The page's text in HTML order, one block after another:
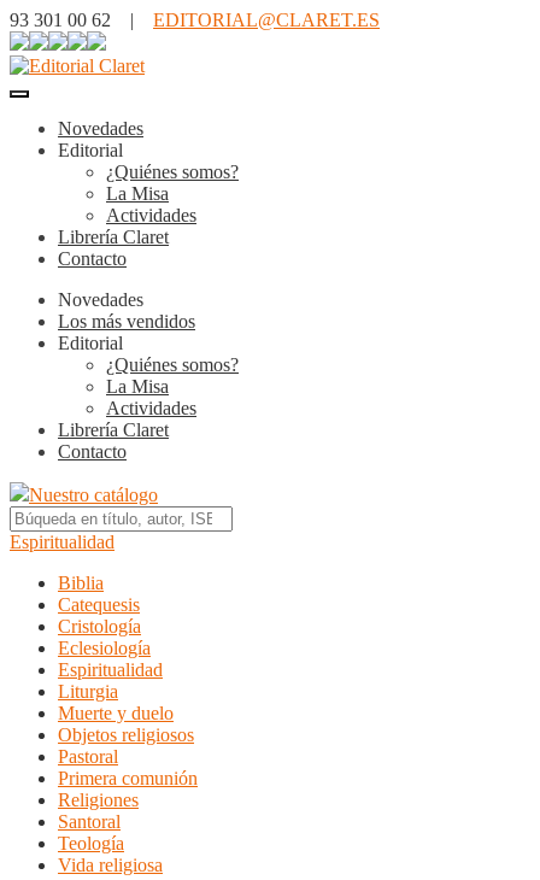
93 301 00 62 | EDITORIAL@CLARET.ES
Novedades
Editorial
¿Quiénes somos?
La Misa
Actividades
Librería Claret
Contacto
Novedades
Los más vendidos
Editorial
¿Quiénes somos?
La Misa
Actividades
Librería Claret
Contacto
Nuestro catálogo
Espiritualidad
Biblia
Catequesis
Cristología
Eclesiología
Espiritualidad
Liturgia
Muerte y duelo
Objetos religiosos
Pastoral
Primera comunión
Religiones
Santoral
Teología
Vida religiosa